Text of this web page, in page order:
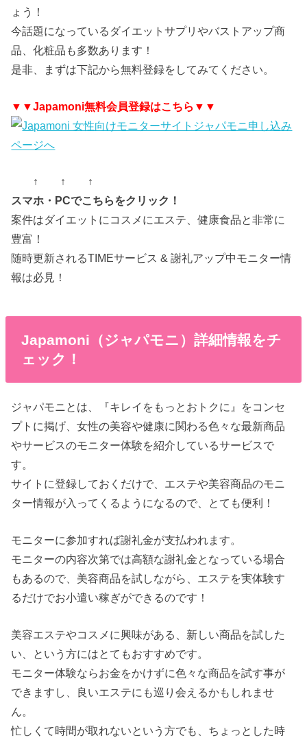
ょう！
今話題になっているダイエットサプリやバストアップ商
品、化粧品も多数あります！
是非、まずは下記から無料登録をしてみてください。
▼▼Japamoni無料会員登録はこちら▼▼
↑ ↑ ↑
スマホ・PCでこちらをクリック！
案件はダイエットにコスメにエステ、健康食品と非常に
豊富！
随時更新されるTIMEサービス & 謝礼アップ中モニター情
報は必見！
Japamoni（ジャパモニ）詳細情報をチ
ェック！
ジャパモニとは、『キレイをもっとおトクに』をコンセ
プトに掲げ、女性の美容や健康に関わる色々な最新商品
やサービスのモニター体験を紹介しているサービスで
す。
サイトに登録しておくだけで、エステや美容商品のモニ
ター情報が入ってくるようになるので、とても便利！
モニターに参加すれば謝礼金が支払われます。
モニターの内容次第では高額な謝礼金となっている場合
もあるので、美容商品を試しながら、エステを実体験す
るだけでお小遣い稼ぎができるのです！
美容エステやコスメに興味がある、新しい商品を試した
い、という方にはとてもおすすめです。
モニター体験ならお金をかけずに色々な商品を試す事が
できますし、良いエステにも巡り会えるかもしれませ
ん。
忙しくて時間が取れないという方でも、ちょっとした時